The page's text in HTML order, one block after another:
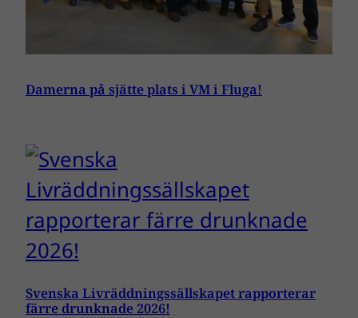
Damerna på sjätte plats i VM i Fluga!
Svenska Livräddningssällskapet rapporterar
färre drunknade 2026!